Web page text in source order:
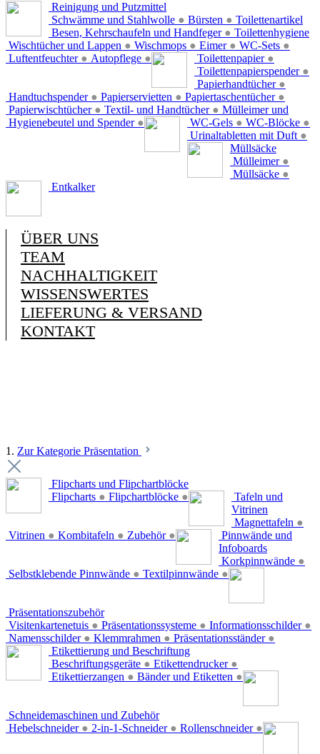
Reinigung und Putzmittel
Schwämme und Stahlwolle ● Bürsten ●
Besen, Kehrschaufeln und Handfeger ●
Wischtücher und Lappen ● Wischmops ● Eimer ● WC-Sets ●
Luftentfeuchter ● Autopflege ●
Toilettenartikel
Toilettenpapier ●
Toilettenpapierspender ●
Papierhandtücher ●
Handtuchspender ● Papierservietten ● Papiertaschentücher ●
Papierwischtücher ● Textil- und Handtücher ●
Hygienebeutel und Spender ●
Toilettenhygiene
WC-Gels ● WC-Blöcke ●
Urinaltabletten mit Duft ●
Mülleimer und
Müllsäcke
Mülleimer ●
Müllsäcke ●
Entkalker
ÜBER UNS
TEAM
NACHHALTIGKEIT
WISSENSWERTES
LIEFERUNG & VERSAND
KONTAKT
1. Zur Kategorie Präsentation
Flipcharts und Flipchartblöcke
Flipcharts ● Flipchartblöcke ●
Tafeln und
Vitrinen
Magnettafeln ●
Vitrinen ● Kombitafeln ● Zubehör ●
Pinnwände und
Infoboards
Korkpinnwände ●
Selbstklebende Pinnwände ● Textilpinnwände ●
Präsentationszubehör
Visitenkartenetuis ● Präsentationssysteme ● Informationsschilder ●
Namensschilder ● Klemmrahmen ● Präsentationsständer ●
Etikettierung und Beschriftung
Beschriftungsgeräte ● Etikettendrucker ●
Etikettierzangen ● Bänder und Etiketten ●
Schneidemaschinen und Zubehör
Hebelschneider ● 2-in-1-Schneider ● Rollenschneider ●